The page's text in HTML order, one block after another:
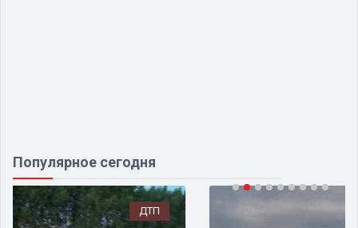
Популярное сегодня